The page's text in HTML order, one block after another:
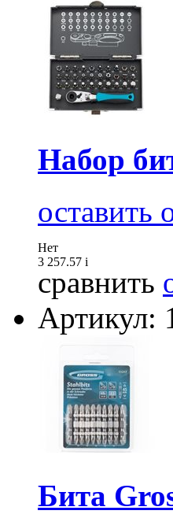
Набор
оставить
Нет
3 257.57 i
сравнить
Артикул:
Бита